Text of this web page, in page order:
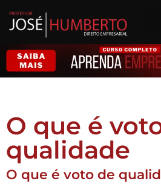
O que é
qualidade
O que é voto de